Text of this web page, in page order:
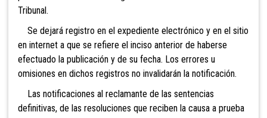
Tribunal.
Se dejará registro en el expediente electrónico y en el sitio
en internet a que se refiere el inciso anterior de haberse
efectuado la publicación y de su fecha. Los errores u
omisiones en dichos registros no invalidarán la notificación.
Las notificaciones al reclamante de las sentencias
definitivas, de las resoluciones que reciben la causa a prueba